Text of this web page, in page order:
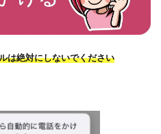
は絶対にしないでください